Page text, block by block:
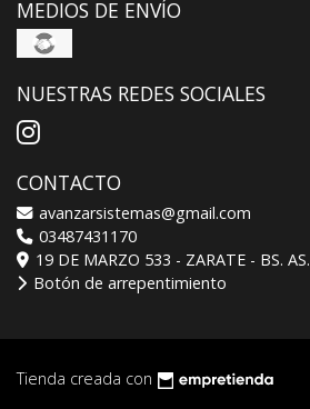
MEDIOS DE ENVÍO
NUESTRAS REDES SOCIALES
CONTACTO
avanzarsistemas@gmail.com
03487431170
19 DE MARZO 533 - ZARATE - BS. AS.
Botón de arrepentimiento
Tienda creada con